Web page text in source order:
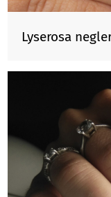
Lyserosa